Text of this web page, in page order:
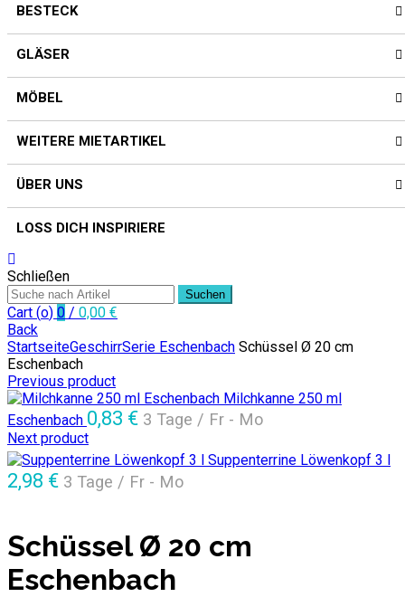
BESTECK
GLÄSER
MÖBEL
WEITERE MIETARTIKEL
ÜBER UNS
LOSS DICH INSPIRIERE
Schließen
Suchen
Cart (o) 0 / 0,00 €
Back
StartseiteGeschirrSerie Eschenbach Schüssel Ø 20 cm
Eschenbach
Previous product
Milchkanne 250 ml
Eschenbach 0,83 € 3 Tage / Fr - Mo
Next product
Suppenterrine Löwenkopf 3 l
2,98 € 3 Tage / Fr - Mo
Schüssel Ø 20 cm
Eschenbach